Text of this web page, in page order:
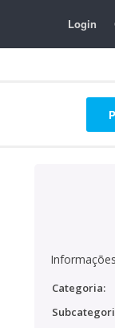
Login
Categoria: